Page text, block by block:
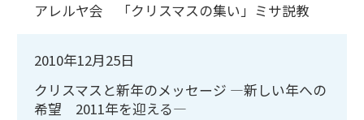
アレルヤ会 「クリスマスの集い」ミサ説教
2010年12月25日
クリスマスと新年のメッセージ ―新しい年への
希望 2011年を迎える―